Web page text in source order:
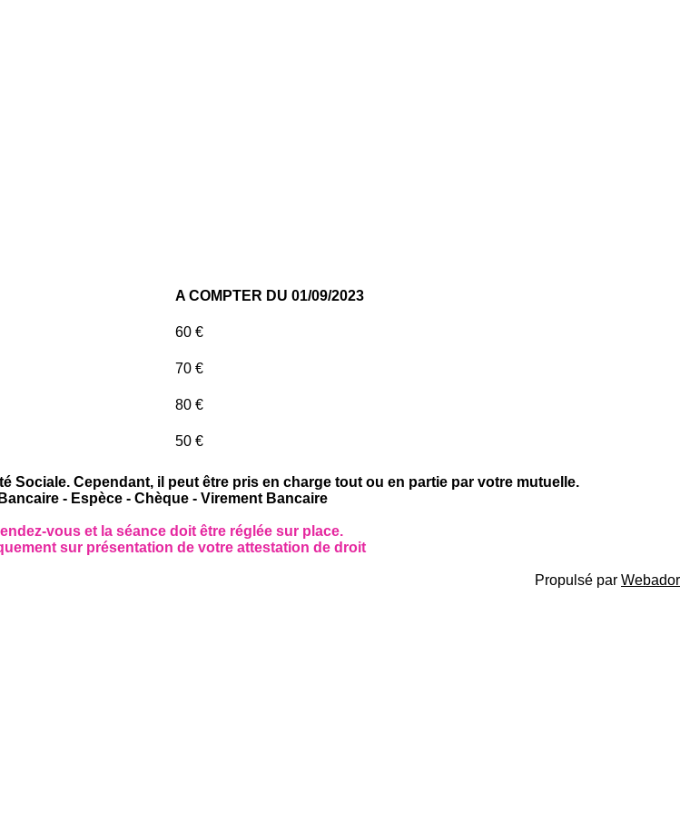
A COMPTER DU 01/09/2023
60 €
70 €
80 €
50 €
Sociale. Cependant, il peut être pris en charge tout ou en partie par votre mutuelle.
- Espèce - Chèque - Virement Bancaire
vous et la séance doit être réglée sur place.
sur présentation de votre attestation de droit
Propulsé par Webador